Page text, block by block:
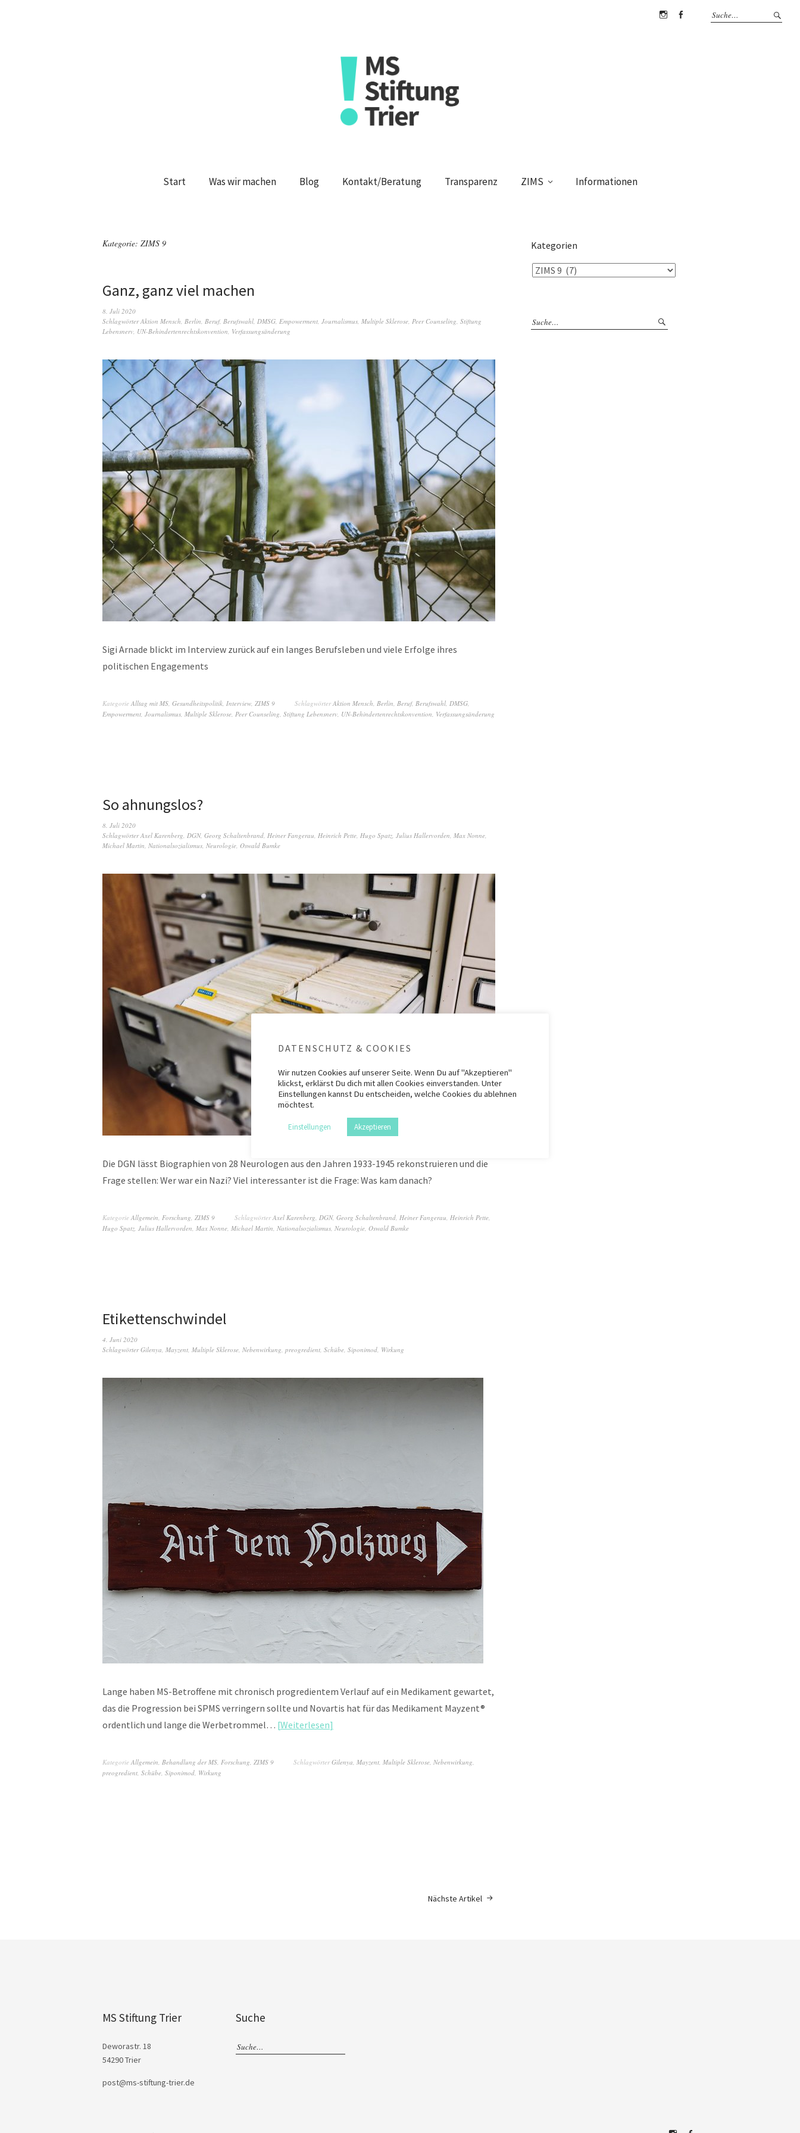
Start Was wir machen Blog Kontakt/Beratung Transparenz ZIMS Informationen
Kategorie: ZIMS 9
Ganz, ganz viel machen
8. Juli 2020
SchlagwörterAktion Mensch, Berlin, Beruf, Berufswahl, DMSG, Empowerment, Journalismus, Multiple Sklerose, Peer Counseling, Stiftung
Lebensnerv, UN-Behindertenrechtskonvention, Verfassungsänderung
Sigi Arnade blickt im Interview zurück auf ein langes Berufsleben und viele Erfolge ihres
politischen Engagements
Kategorie Alltag mit MS, Gesundheitspolitik, Interview, ZIMS 9 SchlagwörterAktion Mensch, Berlin, Beruf, Berufswahl, DMSG,
Empowerment, Journalismus, Multiple Sklerose, Peer Counseling, Stiftung Lebensnerv, UN-Behindertenrechtskonvention, Verfassungsänderung
So ahnungslos?
8. Juli 2020
SchlagwörterAxel Karenberg, DGN, Georg Schaltenbrand, Heiner Fangerau, Heinrich Pette, Hugo Spatz, Julius Hallervorden, Max Nonne,
Michael Martin, Nationalsozialismus, Neurologie, Oswald Bumke
Die DGN lässt Biographien von 28 Neurologen aus den Jahren 1933-1945 rekonstruieren und die
Frage stellen: Wer war ein Nazi? Viel interessanter ist die Frage: Was kam danach?
Kategorie Allgemein, Forschung, ZIMS 9 SchlagwörterAxel Karenberg, DGN, Georg Schaltenbrand, Heiner Fangerau, Heinrich Pette,
Hugo Spatz, Julius Hallervorden, Max Nonne, Michael Martin, Nationalsozialismus, Neurologie, Oswald Bumke
Etikettenschwindel
4. Juni 2020
SchlagwörterGilenya, Mayzent, Multiple Sklerose, Nebenwirkung, preogredient, Schübe, Siponimod, Wirkung
Lange haben MS-Betroffene mit chronisch progredientem Verlauf auf ein Medikament gewartet,
das die Progression bei SPMS verringern sollte und Novartis hat für das Medikament Mayzent®
ordentlich und lange die Werbetrommel… Weiterlesen
Kategorie Allgemein, Behandlung der MS, Forschung, ZIMS 9 SchlagwörterGilenya, Mayzent, Multiple Sklerose, Nebenwirkung,
preogredient, Schübe, Siponimod, Wirkung
Nächste Artikel
Kategorien
MS Stiftung Trier
Deworastr. 18
54290 Trier
post@ms-stiftung-trier.de
Suche
DATENSCHUTZ & COOKIES
Wir nutzen Cookies auf unserer Seite. Wenn Du auf "Akzeptieren"
klickst, erklärst Du dich mit allen Cookies einverstanden. Unter
Einstellungen kannst Du entscheiden, welche Cookies du ablehnen
möchtest.
Einstellungen Akzeptieren